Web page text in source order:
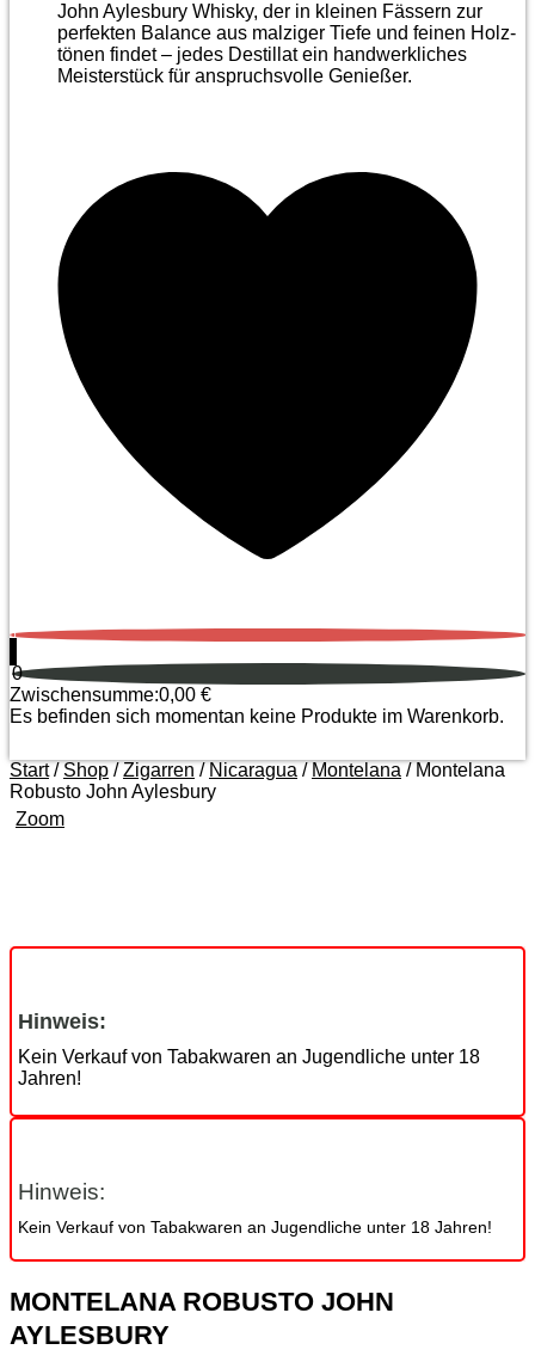
John Aylesbury Whisky, der in kleinen Fässern zur
perfekten Balance aus malziger Tiefe und feinen Holz­
tönen findet – jedes Destillat ein handwerkliches
Meister­stück für anspruchsvolle Genießer.
0
0
Zwischensumme:0,00 €
Es befinden sich momentan keine Produkte im Warenkorb.
Start/ Shop /Zigarren / Nicaragua / Montelana / Montelana
Robusto John Aylesbury
Zoom
Hinweis:
Kein Verkauf von Tabakwaren an Jugendliche unter 18
Jahren!
Hinweis:
Kein Verkauf von Tabakwaren an Jugendliche unter 18 Jahren!
MONTELANA ROBUSTO JOHN
AYLESBURY